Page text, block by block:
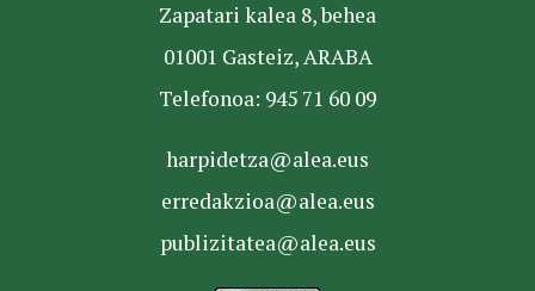
Zapatari kalea 8, behea
01001 Gasteiz, ARABA
Telefonoa: 945 71 60 09
harpidetza@alea.eus
erredakzioa@alea.eus
publizitatea@alea.eus